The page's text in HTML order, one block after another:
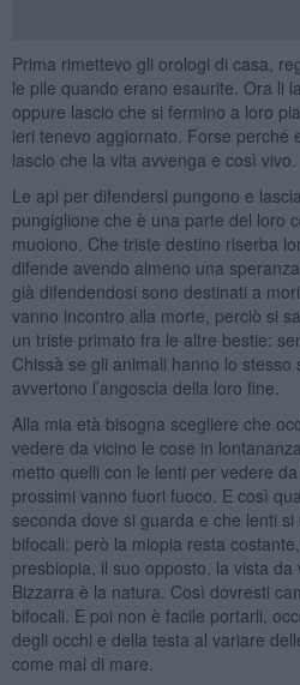
Prima rimettevo gli orologi di casa,
le pile quando erano esaurite. Ora li
oppure lascio che si fermino a loro
ieri tenevo aggiornato. Forse perché
lascio che la vita avvenga e così vivo.
Le api per difendersi pungono e
pungiglione che è una parte del loro
muoiono. Che triste destino riserba
difende avendo almeno una
già difendendosi sono destinati a
vanno incontro alla morte, perciò si
un triste primato fra le altre bestie:
Chissà se gli animali hanno lo stesso
avvertono l’angoscia della loro fine.
Alla mia età bisogna scegliere che
vedere da vicino le cose in
metto quelli con le lenti per vedere
prossimi vanno fuori fuoco. E così
seconda dove si guarda e che lenti
bifocali: però la miopia resta
presbiopia, il suo opposto, la vista da
Bizzarra è la natura. Così dovresti
bifocali. E poi non è facile portarli,
degli occhi e della testa al variare
come mal di mare.